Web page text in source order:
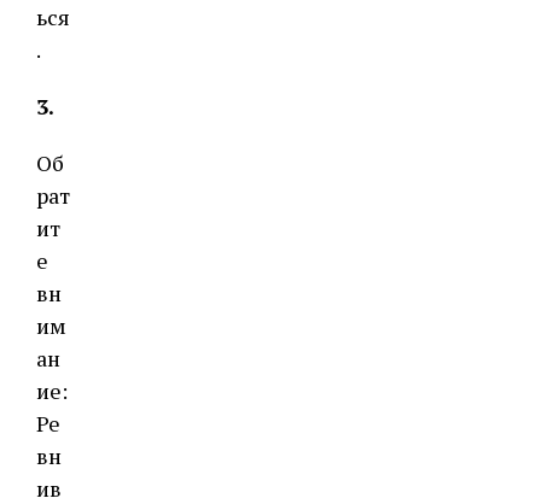
ься
.
3.
Об
рат
ит
е
вн
им
ан
ие:
Ре
вн
ив